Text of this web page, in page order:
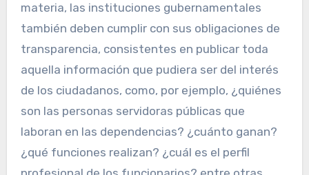
materia, las instituciones gubernamentales
también deben cumplir con sus obligaciones de
transparencia, consistentes en publicar toda
aquella información que pudiera ser del interés
de los ciudadanos, como, por ejemplo, ¿quiénes
son las personas servidoras públicas que
laboran en las dependencias? ¿cuánto ganan?
¿qué funciones realizan? ¿cuál es el perfil